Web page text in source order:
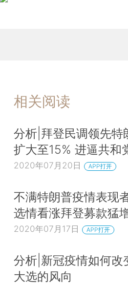
相关阅读
分析|拜登民调领先特
扩大至15% 进逼共和
2020年07月20日 APP打开
不满特朗普疫情表现
选情看涨拜登募款猛
2020年07月17日 APP打开
分析|新冠疫情如何改
大选的风向